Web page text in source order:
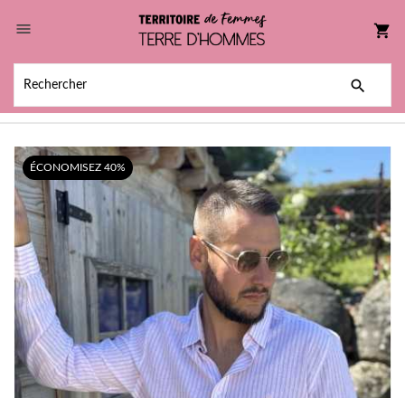
 shopping_cart

ÉCONOMISEZ 40%